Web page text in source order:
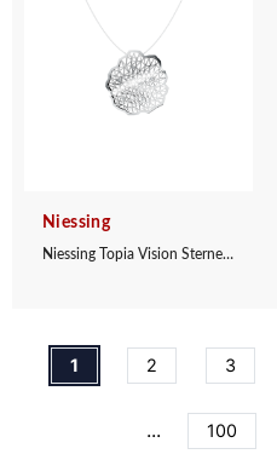
Niessing
Niessing Topia Vision Sternenhimmel Anhänger
1 2 3
... 100